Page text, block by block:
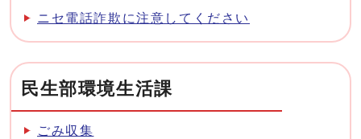
ニセ電話詐欺に注意してください
民生部環境生活課
ごみ収集